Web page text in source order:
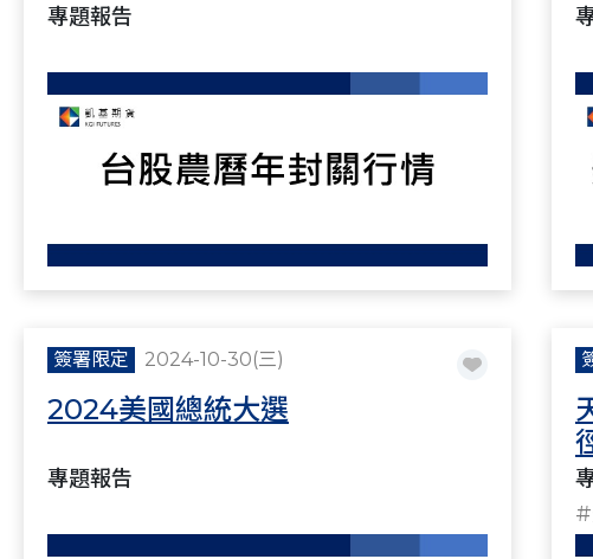
專題報告
簽署限定 2024-10-30(三)
2024美國總統大選
專題報告
#